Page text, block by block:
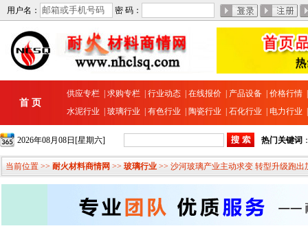
用户名： 密 码：
首 页
供应专栏 求购专栏 行业动态 在线报价 产品设备 价格行情
水泥行业
玻璃行业 有色行业 陶瓷行业 石化行业 电力行业
2026年08月08日[星期六] 热门关键词
当前位置 >> 耐火材料商情网 >> 玻璃行业 >> 沙河玻璃产业主动求变 转型升级跑出